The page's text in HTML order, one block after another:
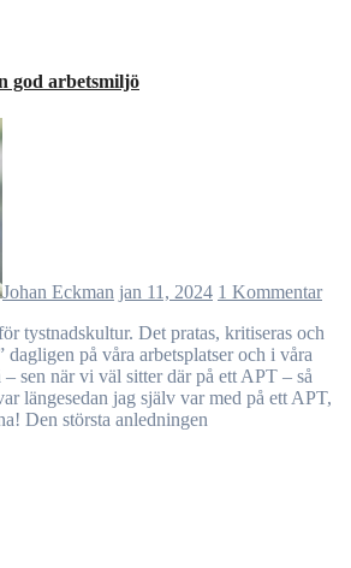
god arbetsmiljö
Johan Eckman jan 11, 2024 1 Kommentar
dagligen på våra arbetsplatser och i våra
sen när vi väl sitter där på ett APT – så
längesedan jag själv var med på ett APT,
Den största anledningen